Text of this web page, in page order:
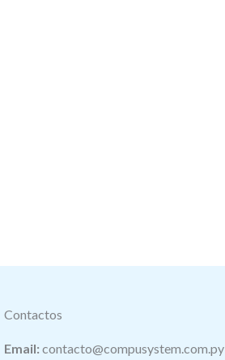
Contactos
Email: contacto@compusystem.com.py